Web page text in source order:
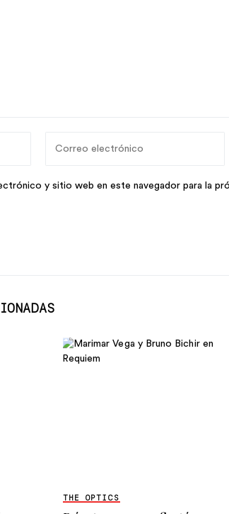
y sitio web en este navegador para la
THE OPTICS